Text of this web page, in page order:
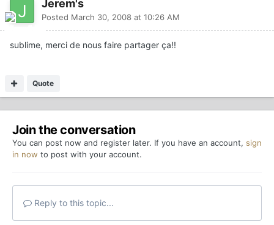
Jerem's
Posted March 30, 2008 at 10:26 AM
sublime, merci de nous faire partager ça!!
Quote
Join the conversation
You can post now and register later. If you have an account, sign
in now to post with your account.
Reply to this topic...